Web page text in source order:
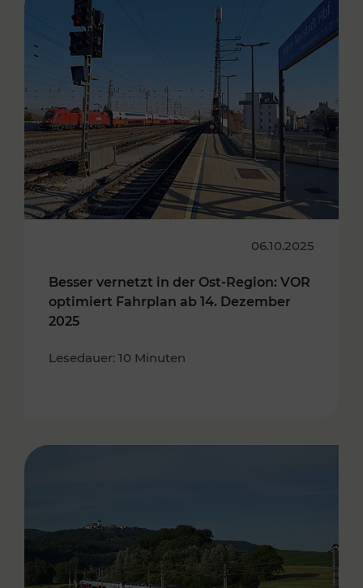
06.10.2025
Besser vernetzt in der Ost-Region: VOR
optimiert Fahrplan ab 14. Dezember
2025
Lesedauer: 10 Minuten